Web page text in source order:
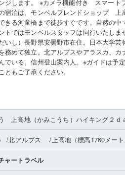
ジします。 ※カメラ機能付き スマート
宿泊は、モンベルフレンドショップ 上
きる河童橋まで徒歩すぐです。自然の中
トではモンベルスタッフは同行いたし
いし）長野県安曇野市在住。日本大学
務めて独立。北アルプスやアラスカ、
でいる。信州登山案内人。※ガイドは予
ともご了承ください。
上高地（かみこうち）ハイキング２ｄ
/北アルプス /上高地 （標高1760メート
ャートラベル